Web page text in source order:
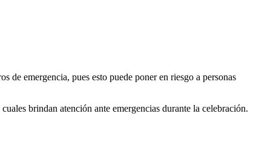
de emergencia, pues esto puede poner en riesgo a personas
brindan atención ante emergencias durante la celebración.